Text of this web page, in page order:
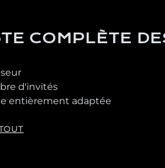
COMPLÈTE
d'invités
entièrement adaptée